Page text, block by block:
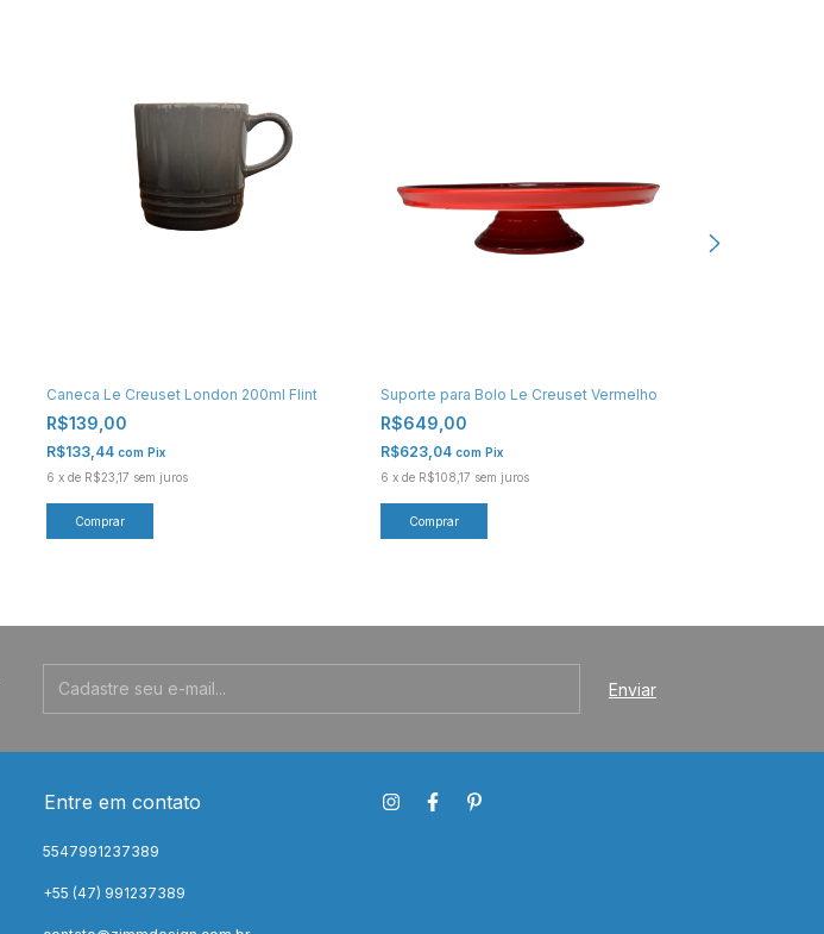
Caneca Le Creuset London 200ml Flint
R$139,00
R$133,44 com Pix
6 x de R$23,17 sem juros
Suporte para Bolo Le Creuset Vermelho
R$649,00
R$623,04 com Pix
6 x de R$108,17 sem juros
Entre em contato
5547991237389
+55 (47) 991237389